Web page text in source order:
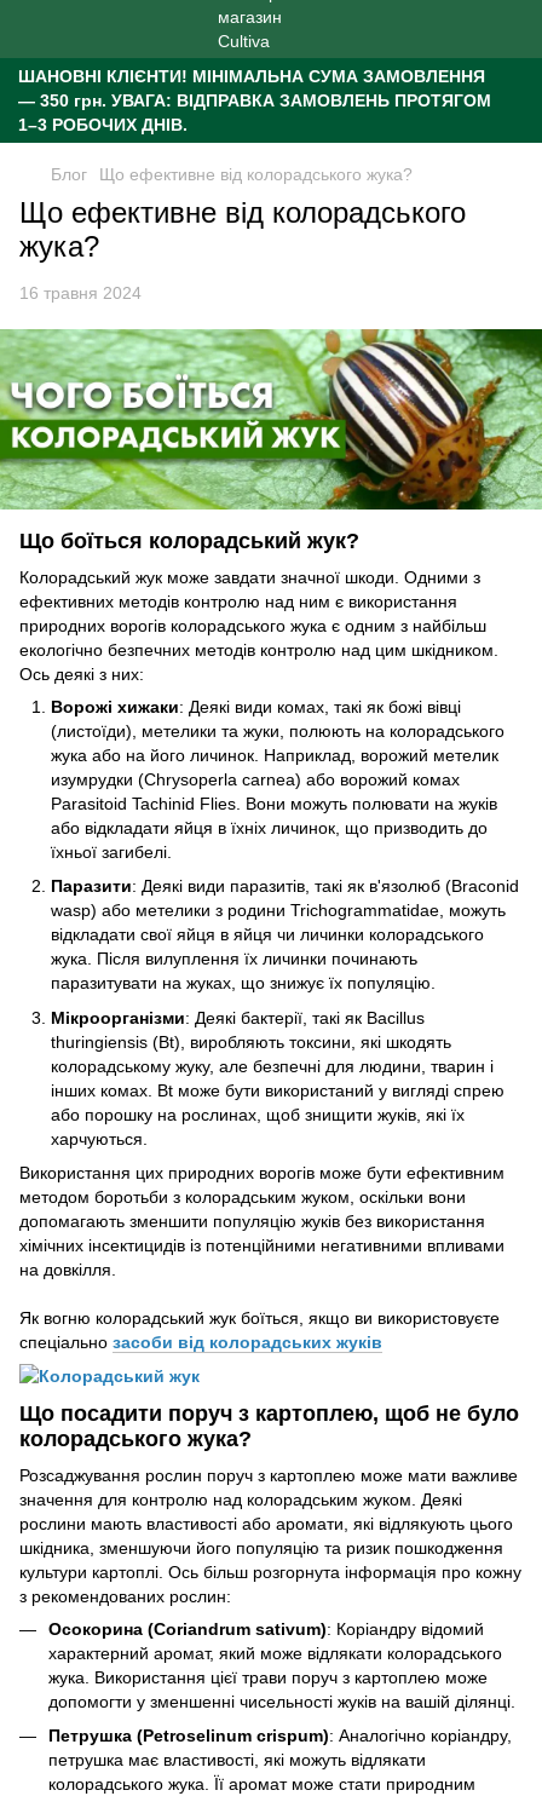
ШАНОВНІ КЛІЄНТИ! МІНІМАЛЬНА СУМА ЗАМОВЛЕННЯ
— 350 грн. УВАГА: ВІДПРАВКА ЗАМОВЛЕНЬ ПРОТЯГОМ
1–3 РОБОЧИХ ДНІВ.
Блог Що ефективне від колорадського жука?
Що ефективне від колорадського
жука?
16 травня 2024
Що боїться колорадський жук?
Колорадський жук може завдати значної шкоди. Одними з
ефективних методів контролю над ним є використання
природних ворогів колорадського жука є одним з найбільш
екологічно безпечних методів контролю над цим шкідником.
Ось деякі з них:
Ворожі хижаки: Деякі види комах, такі як божі вівці
(листоїди), метелики та жуки, полюють на колорадського
жука або на його личинок. Наприклад, ворожий метелик
изумрудки (Chrysoperla carnea) або ворожий комах
Parasitoid Tachinid Flies. Вони можуть полювати на жуків
або відкладати яйця в їхніх личинок, що призводить до
їхньої загибелі.
Паразити: Деякі види паразитів, такі як в'язолюб (Braconid
wasp) або метелики з родини Trichogrammatidae, можуть
відкладати свої яйця в яйця чи личинки колорадського
жука. Після вилуплення їх личинки починають
паразитувати на жуках, що знижує їх популяцію.
Мікроорганізми: Деякі бактерії, такі як Bacillus
thuringiensis (Bt), виробляють токсини, які шкодять
колорадському жуку, але безпечні для людини, тварин і
інших комах. Bt може бути використаний у вигляді спрею
або порошку на рослинах, щоб знищити жуків, які їх
харчуються.
Використання цих природних ворогів може бути ефективним
методом боротьби з колорадським жуком, оскільки вони
допомагають зменшити популяцію жуків без використання
хімічних інсектицидів із потенційними негативними впливами
на довкілля.
Як вогню колорадський жук боїться, якщо ви використовуєте
спеціально засоби від колорадських жуків
Що посадити поруч з картоплею, щоб не було
колорадського жука?
Розсаджування рослин поруч з картоплею може мати важливе
значення для контролю над колорадським жуком. Деякі
рослини мають властивості або аромати, які відлякують цього
шкідника, зменшуючи його популяцію та ризик пошкодження
культури картоплі. Ось більш розгорнута інформація про кожну
з рекомендованих рослин:
Осокорина (Coriandrum sativum): Коріандру відомий
характерний аромат, який може відлякати колорадського
жука. Використання цієї трави поруч з картоплею може
допомогти у зменшенні чисельності жуків на вашій ділянці.
Петрушка (Petroselinum crispum): Аналогічно коріандру,
петрушка має властивості, які можуть відлякати
колорадського жука. Її аромат може стати природним